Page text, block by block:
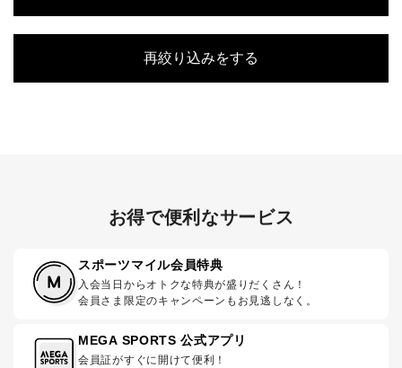
再絞り込みをする
お得で便利なサービス
スポーツマイル会員特典
入会当日からオトクな特典が盛りだくさん！
会員さま限定のキャンペーンもお見逃しなく。
MEGA SPORTS 公式アプリ
会員証がすぐに開けて便利！